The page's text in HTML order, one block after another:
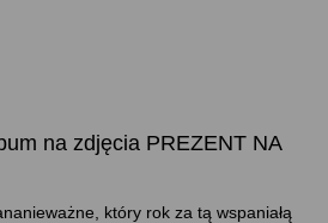
na zdjęcia PREZENT NA
który rok za tą wspaniałą